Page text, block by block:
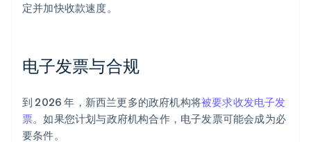
定并加快收款速度。
电子发票与合规
到 2026 年，新西兰更多的政府机构将被要求收发电子发
票。如果您计划与政府机构合作，电子发票可能会成为必
要条件。